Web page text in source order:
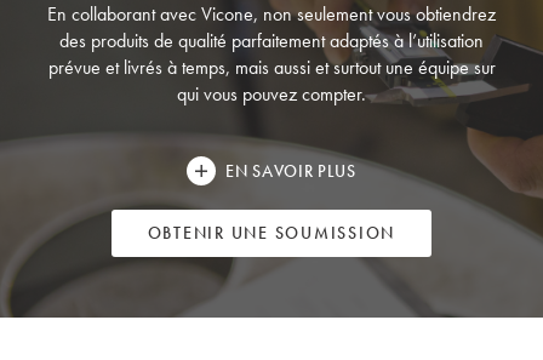
En collaborant avec Vicone, non seulement vous obtiendrez
des produits de qualité parfaitement adaptés à l’utilisation
prévue et livrés à temps, mais aussi et surtout une équipe sur
qui vous pouvez compter.
EN SAVOIR PLUS
OBTENIR UNE SOUMISSION